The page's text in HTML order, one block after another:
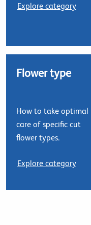
Explore category
Flower type
How to take optimal
care of specific cut
flower types.
Explore category